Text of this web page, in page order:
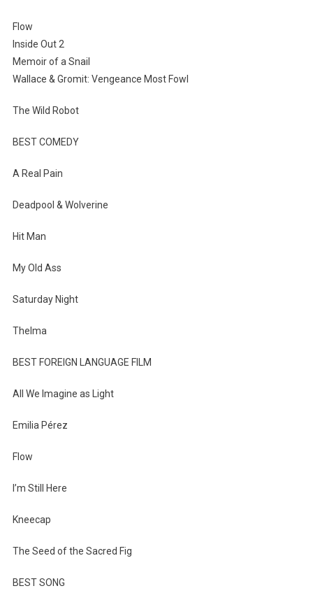
Flow
Inside Out 2
Memoir of a Snail
Wallace & Gromit: Vengeance Most Fowl
The Wild Robot
BEST COMEDY
A Real Pain
Deadpool & Wolverine
Hit Man
My Old Ass
Saturday Night
Thelma
BEST FOREIGN LANGUAGE FILM
All We Imagine as Light
Emilia Pérez
Flow
I’m Still Here
Kneecap
The Seed of the Sacred Fig
BEST SONG